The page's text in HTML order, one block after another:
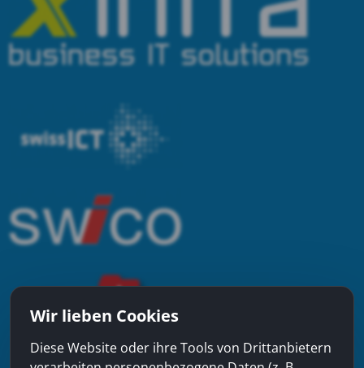
Wir lieben Cookies
Diese Website oder ihre Tools von Drittanbietern